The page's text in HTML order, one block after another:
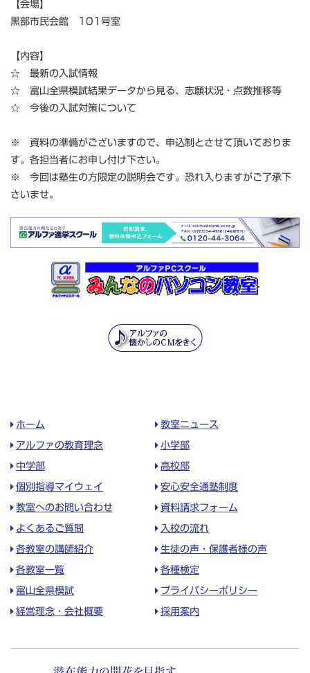
【会場】
黒部市民会館 101号室
【内容】
☆ 最新の入試情報
☆ 富山全県模試結果データから見る、志願状況・点数推移等
☆ 今後の入試対策について
※ 資料の準備がございますので、申込制とさせて頂いておりま
す。各担当者にお申し付け下さい。
※ 今回は塾生の方限定の説明会です。恐れ入りますがご了承下
さいませ。
ホーム 教室ニュース
アルファの教育理念 小学部
中学部 高校部
個別指導マイウェイ 安心安全通塾制度
教室へのお問い合わせ 資料請求フォーム
よくあるご質問 入校の流れ
各教室の講師紹介 生徒の声・保護者様の声
各教室一覧 各種検定
富山全県模試 プライバシーポリシー
経営理念・会社概要 採用案内